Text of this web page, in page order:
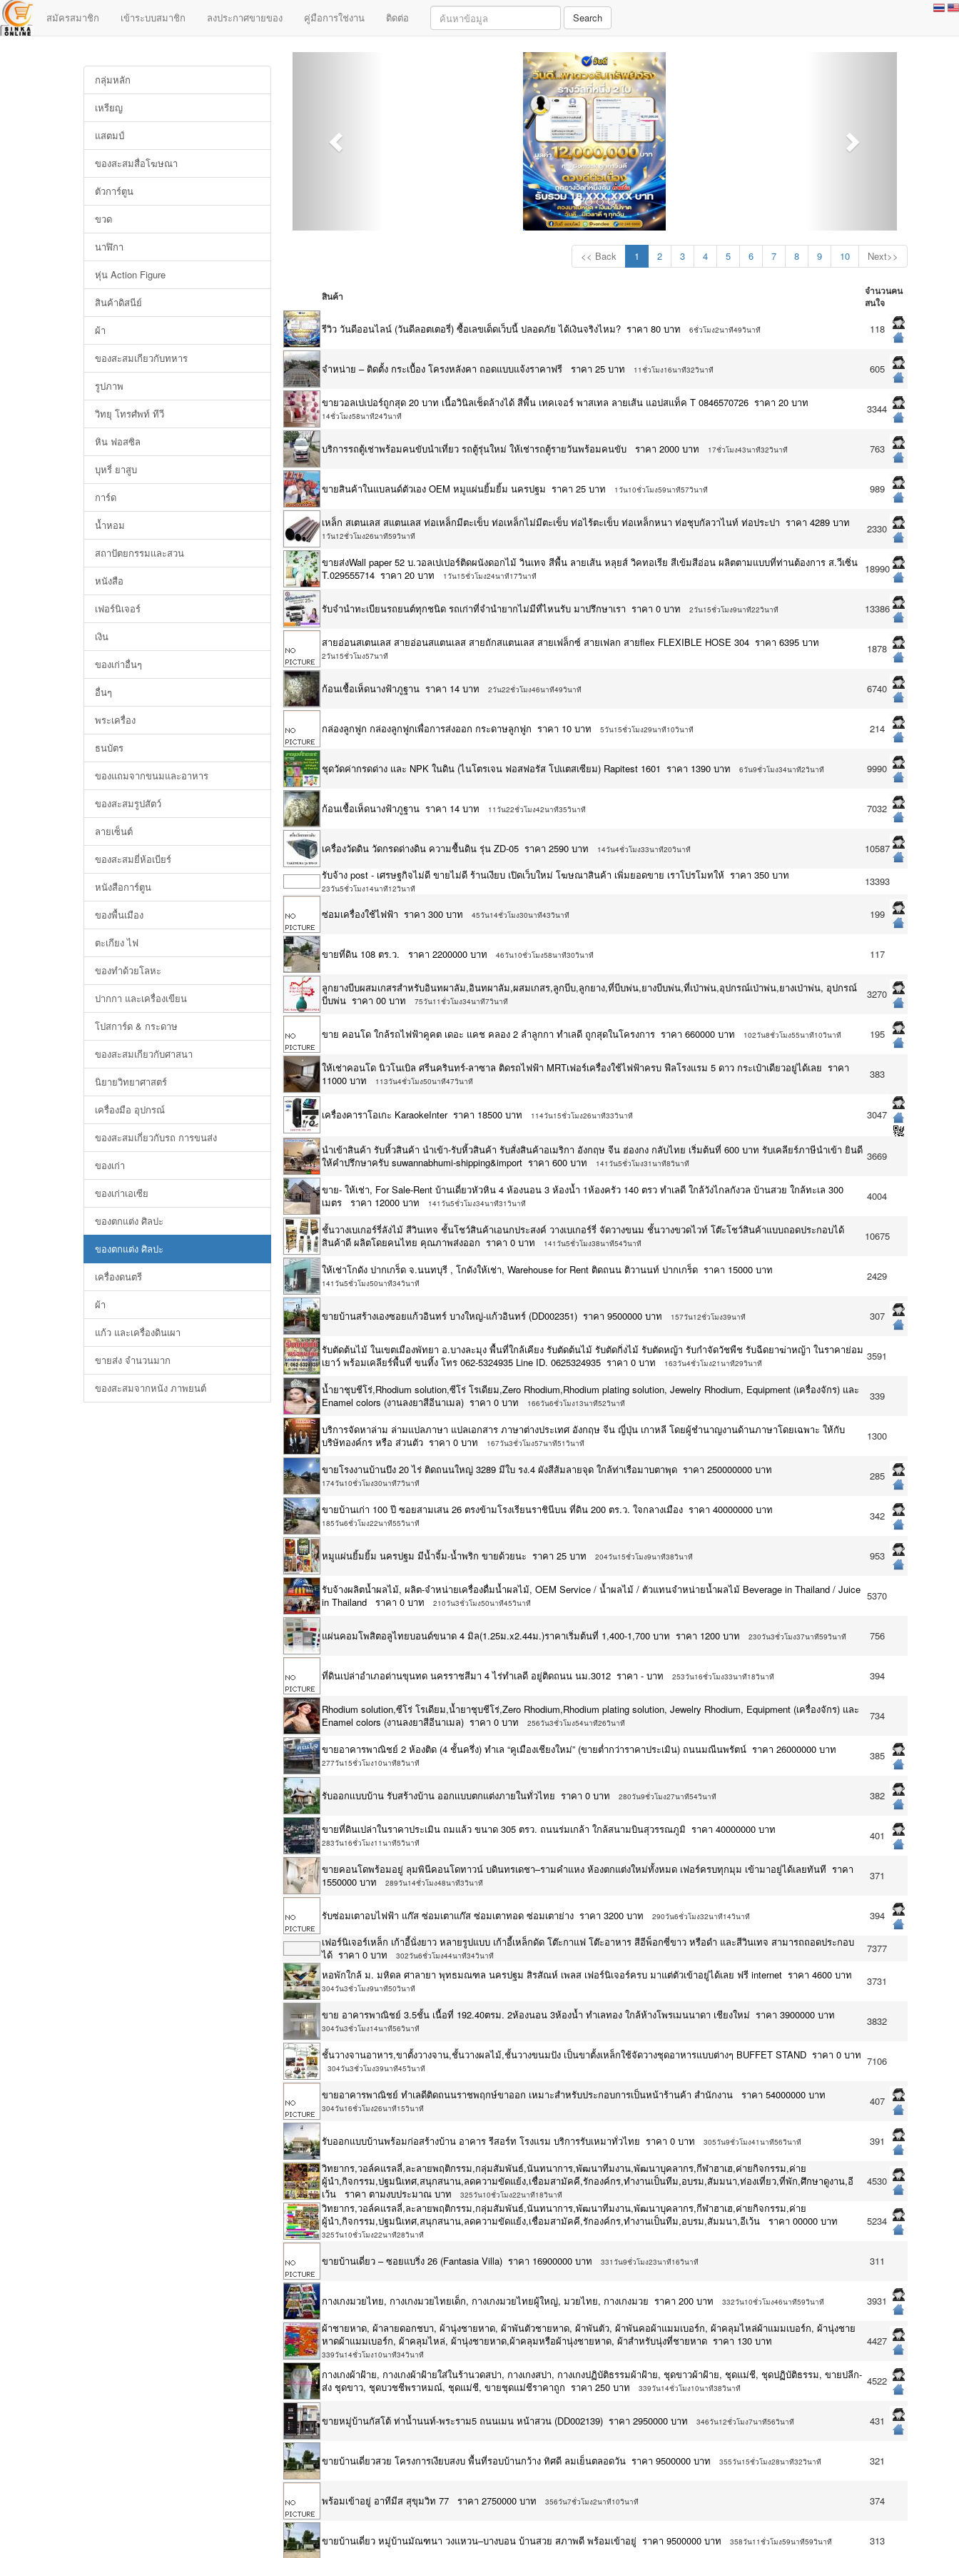
สมัครสมาชิก เข้าระบบสมาชิก ลงประกาศขายของ คู่มือการใช่งาน ติดต่อ Search
กลุ่มหลัก
เหรียญ
แสตมป์
ของสะสมสื่อโฆษณา
ตัวการ์ตูน
ขวด
นาฬิกา
หุ่น Action Figure
สินค้าดิสนีย์
ผ้า
ของสะสมเกียวกับทหาร
รูปภาพ
วิทยุ โทรศํพท์ ทีวี
หิน ฟอสซิล
บุหรี่ ยาสูบ
การ์ด
น้ำหอม
สถาปัตยกรรมและสวน
หนังสือ
เฟอร์นิเจอร์
เงิน
ของเก่าอื่นๆ
อื่นๆ
พระเครื่อง
ธนบัตร
ของแถมจากขนมและอาหาร
ของสะสมรูปสัตว์
ลายเซ็นต์
ของสะสมยี่ห้อเบียร์
หนังสือการ์ตูน
ของพื้นเมือง
ตะเกียง ไฟ
ของทำด้วยโลหะ
ปากกา และเครื่องเขียน
โปสการ์ด & กระดาษ
ของสะสมเกียวกับศาสนา
นิยายวิทยาศาสตร์
เครื่องมือ อุปกรณ์
ของสะสมเกี่ยวกับรถ การขนส่ง
ของเก่า
ของเก่าเอเซีย
ของตกแต่ง ศิลปะ
ของตกแต่ง ศิลปะ
เครื่องดนตรี
ผ้า
แก้ว และเครื่องดินเผา
ขายส่ง จำนวนมาก
ของสะสมจากหนัง ภาพยนต์
<< Back 1 2 3 4 5 6 7 8 9 10 Next>>
สินค้า
จำนวนคน
สนใจ
รีวิว วันดีออนไลน์ (วันดีลอตเตอรี่) ซื้อเลขเด็ดเว็บนี้ ปลอดภัย ได้เงินจริงไหม? ราคา 80 บาท 6ชั่วโมง2นาที49วินาที 118
จำหน่าย – ติดตั้ง กระเบื้อง โครงหลังคา ถอดแบบแจ้งราคาฟรี ราคา 25 บาท 11ชั่วโมง16นาที32วินาที 605
ขายวอลเปเปอร์ถูกสุด 20 บาท เนื้อวินิลเช็ดล้างได้ สีพื้น เทคเจอร์ พาสเทล ลายเส้น แอปสแท็ค T 0846570726 ราคา 20 บาท
14ชั่วโมง58นาที24วินาที
3344
บริการรถตู้เช่าพร้อมคนขับนำเที่ยว รถตู้รุ่นใหม่ ให้เช่ารถตู้รายวันพร้อมคนขับ ราคา 2000 บาท 17ชั่วโมง43นาที32วินาที 763
ขายสินค้าในแบลนด์ตัวเอง OEM หมูแผ่นยิ้มยิ้ม นครปฐม ราคา 25 บาท 1วัน10ชั่วโมง59นาที57วินาที 989
เหล็ก สเตนเลส สแตนเลส ท่อเหล็กมีตะเข็บ ท่อเหล็กไม่มีตะเข็บ ท่อไร้ตะเข็บ ท่อเหล็กหนา ท่อชุบกัลวาไนท์ ท่อประปา ราคา 4289 บาท
1วัน12ชั่วโมง26นาที59วินาที
2330
ขายส่งWall paper 52 บ.วอลเปเปอร์ติดผนังดอกไม้ วินเทจ สีพื้น ลายเส้น หลุยส์ วิคทอเรีย สีเข้มสีอ่อน ผลิตตามแบบที่ท่านต้องการ ส.วีเซิ่น
T.029555714 ราคา 20 บาท
1วัน15ชั่วโมง24นาที17วินาที
18990
รับจำนำทะเบียนรถยนต์ทุกชนิด รถเก่าที่จำนำยากไม่มีที่ไหนรับ มาปรึกษาเรา ราคา 0 บาท 2วัน15ชั่วโมง9นาที22วินาที 13386
สายอ่อนสเตนเลส สายอ่อนสแตนเลส สายถักสแตนเลส สายเฟล็กซ์ สายเฟลก สายflex FLEXIBLE HOSE 304 ราคา 6395 บาท
2วัน15ชั่วโมง57นาที
1878
ก้อนเชื้อเห็ดนางฟ้าภูฐาน ราคา 14 บาท 2วัน22ชั่วโมง46นาที49วินาที 6740
กล่องลูกฟูก กล่องลูกฟูกเพื่อการส่งออก กระดาษลูกฟูก ราคา 10 บาท 5วัน15ชั่วโมง29นาที10วินาที 214
ชุดวัดค่ากรดด่าง และ NPK ในดิน (ไนโตรเจน ฟอสฟอรัส โปแตสเซียม) Rapitest 1601 ราคา 1390 บาท 6วัน9ชั่วโมง34นาที2วินาที 9990
ก้อนเชื้อเห็ดนางฟ้าภูฐาน ราคา 14 บาท 11วัน22ชั่วโมง42นาที35วินาที 7032
เครื่องวัดดิน วัดกรดด่างดิน ความชื้นดิน รุ่น ZD-05 ราคา 2590 บาท 14วัน4ชั่วโมง33นาที20วินาที
10587
รับจ้าง post - เศรษฐกิจไม่ดี ขายไม่ดี ร้านเงียบ เปิดเว็บใหม่ โฆษณาสินค้า เพิ่มยอดขาย เราโปรโมทให้ ราคา 350 บาท
23วัน5ชั่วโมง14นาที12วินาที
13393
ซ่อมเครื่องใช้ไฟฟ้า ราคา 300 บาท 45วัน14ชั่วโมง30นาที43วินาที 199
ขายที่ดิน 108 ตร.ว. ราคา 2200000 บาท 46วัน10ชั่วโมง58นาที30วินาที 117
ลูกยางบีบผสมเกสรสำหรับอินทผาลัม,อินทผาลัม,ผสมเกสร,ลูกบีบ,ลูกยาง,ที่บีบพ่น,ยางบีบพ่น,ที่เป่าพ่น,อุปกรณ์เป่าพ่น,ยางเป่าพ่น, อุปกรณ์
บีบพ่น ราคา 00 บาท
75วัน11ชั่วโมง34นาที7วินาที
3270
ขาย คอนโด ใกล้รถไฟฟ้าคูคต เดอะ แคช คลอง 2 ลำลูกกา ทำเลดี ถูกสุดในโครงการ ราคา 660000 บาท 102วัน8ชั่วโมง55นาที10วินาที 195
ให้เช่าคอนโด นิวโนเบิล ศรีนครินทร์-ลาซาล ติดรถไฟฟ้า MRTเฟอร์เครื่องใช้ไฟฟ้าครบ ฟีลโรงแรม 5 ดาว กระเป๋าเดียวอยู่ได้เลย ราคา
11000 บาท
113วัน4ชั่วโมง50นาที47วินาที
383
เครื่องคาราโอเกะ KaraokeInter ราคา 18500 บาท 114วัน15ชั่วโมง26นาที33วินาที 3047
นำเข้าสินค้า รับหิ้วสินค้า นำเข้า-รับหิ้วสินค้า รับสั่งสินค้าอเมริกา อังกฤษ จีน ฮ่องกง กลับไทย เริ่มต้นที่ 600 บาท รับเคลียร์ภาษีนำเข้า ยินดี
ให้คำปรึกษาครับ suwannabhumi-shipping&import ราคา 600 บาท
141วัน5ชั่วโมง31นาที8วินาที
3669
ขาย- ให้เช่า, For Sale-Rent บ้านเดี่ยวหัวหิน 4 ห้องนอน 3 ห้องน้ำ 1ห้องครัว 140 ตรว ทำเลดี ใกล้วังไกลกังวล บ้านสวย ใกล้ทะเล 300
เมตร ราคา 12000 บาท
141วัน5ชั่วโมง34นาที31วินาที
4004
ชั้นวางเบเกอร์รี่ลังไม้ สีวินเทจ ชั้นโชว์สินค้าเอนกประสงค์ วางเบเกอร์รี่ จัดวางขนม ชั้นวางขวดไวท์ โต๊ะโชว์สินค้าแบบถอดประกอบได้
สินค้าดี ผลิตโดยคนไทย คุณภาพส่งออก ราคา 0 บาท
141วัน5ชั่วโมง38นาที54วินาที
10675
ให้เช่าโกดัง ปากเกร็ด จ.นนทบุรี , โกดังให้เช่า, Warehouse for Rent ติดถนน ติวานนท์ ปากเกร็ด ราคา 15000 บาท
141วัน5ชั่วโมง50นาที34วินาที
2429
ขายบ้านสร้างเองซอยแก้วอินทร์ บางใหญ่-แก้วอินทร์ (DD002351) ราคา 9500000 บาท 157วัน12ชั่วโมง39นาที 307
รับตัดต้นไม้ ในเขตเมืองพัทยา อ.บางละมุง พื้นที่ใกล้เคียง รับตัดต้นไม้ รับตัดกิ่งไม้ รับตัดหญ้า รับกำจัดวัชพืช รับฉีดยาฆ่าหญ้า ในราคาย่อม
เยาว์ พร้อมเคลียร์พื้นที่ ขนทิ้ง โทร 062-5324935 Line ID. 0625324935 ราคา 0 บาท
163วัน4ชั่วโมง21นาที29วินาที
3591
น้ำยาชุบชีโร่,Rhodium solution,ซีโร่ โรเดียม,Zero Rhodium,Rhodium plating solution, Jewelry Rhodium, Equipment (เครื่องจักร) และ
Enamel colors (งานลงยาสีอีนาเมล) ราคา 0 บาท
166วัน6ชั่วโมง13นาที52วินาที
339
บริการจัดหาล่าม ล่ามแปลภาษา แปลเอกสาร ภาษาต่างประเทศ อังกฤษ จีน ญี่ปุ่น เกาหลี โดยผู้ชำนาญงานด้านภาษาโดยเฉพาะ ให้กับ
บริษัทองค์กร หรือ ส่วนตัว ราคา 0 บาท
167วัน3ชั่วโมง57นาที51วินาที
1300
ขายโรงงานบ้านบึง 20 ไร่ ติดถนนใหญ่ 3289 มีใบ รง.4 ผังสีส้มลายจุด ใกล้ท่าเรือมาบตาพุด ราคา 250000000 บาท
174วัน10ชั่วโมง30นาที7วินาที
285
ขายบ้านเก่า 100 ปี ซอยสามเสน 26 ตรงข้ามโรงเรียนราชินีบน ที่ดิน 200 ตร.ว. ใจกลางเมือง ราคา 40000000 บาท
185วัน6ชั่วโมง22นาที55วินาที
342
หมูแผ่นยิ้มยิ้ม นครปฐม มีน้ำจิ้ม-น้ำพริก ขายด้วยนะ ราคา 25 บาท 204วัน15ชั่วโมง9นาที38วินาที 953
รับจ้างผลิตน้ำผลไม้, ผลิต-จำหน่ายเครื่องดื่มน้ำผลไม้, OEM Service / น้ำผลไม้ / ตัวแทนจำหน่ายน้ำผลไม้ Beverage in Thailand / Juice
in Thailand ราคา 0 บาท
210วัน3ชั่วโมง50นาที45วินาที
5370
แผ่นคอมโพสิตอลูไทยบอนด์ขนาด 4 มิล(1.25ม.x2.44ม.)ราคาเริ่มต้นที่ 1,400-1,700 บาท ราคา 1200 บาท 230วัน3ชั่วโมง37นาที59วินาที 756
ที่ดินเปล่าอำเภอด่านขุนทด นครราชสีมา 4 ไร่ทำเลดี อยู่ติดถนน นม.3012 ราคา - บาท 253วัน16ชั่วโมง33นาที18วินาที 394
Rhodium solution,ซีโร่ โรเดียม,น้ำยาชุบชีโร่,Zero Rhodium,Rhodium plating solution, Jewelry Rhodium, Equipment (เครื่องจักร) และ
Enamel colors (งานลงยาสีอีนาเมล) ราคา 0 บาท
256วัน3ชั่วโมง54นาที26วินาที
734
ขายอาคารพาณิชย์ 2 ห้องติด (4 ชั้นครึ่ง) ทำเล “คูเมืองเชียงใหม่” (ขายต่ำกว่าราคาประเมิน) ถนนมณีนพรัตน์ ราคา 26000000 บาท
277วัน15ชั่วโมง10นาที8วินาที
385
รับออกเเบบบ้าน รับสร้างบ้าน ออกเเบบตกเเต่งภายในทั่วไทย ราคา 0 บาท 280วัน9ชั่วโมง27นาที54วินาที 382
ขายที่ดินเปล่าในราคาประเมิน ถมแล้ว ขนาด 305 ตรว. ถนนร่มเกล้า ใกล้สนามบินสุวรรณภูมิ ราคา 40000000 บาท
283วัน16ชั่วโมง11นาที5วินาที
401
ขายคอนโดพร้อมอยู่ ลุมพินีคอนโดทาวน์ บดินทรเดชา–รามคำแหง ห้องตกแต่งใหม่ทั้งหมด เฟอร์ครบทุกมุม เข้ามาอยู่ได้เลยทันที ราคา
1550000 บาท
289วัน14ชั่วโมง48นาที3วินาที
371
รับซ่อมเตาอบไฟฟ้า แก๊ส ซ่อมเตาแก๊ส ซ่อมเตาทอด ซ่อมเตาย่าง ราคา 3200 บาท 290วัน6ชั่วโมง32นาที14วินาที
394
เฟอร์นิเจอร์เหล็ก เก้าอี้นั่งยาว หลายรูปแบบ เก้าอี้เหล็กดัด โต๊ะกาแฟ โต๊ะอาหาร สีอีพ็อกซี่ขาว หรือดำ และสีวินเทจ สามารถถอดประกอบ
ได้ ราคา 0 บาท
302วัน6ชั่วโมง44นาที34วินาที
7377
หอพักใกล้ ม. มหิดล ศาลายา พุทธมณฑล นครปฐม สิรสัณห์ เพลส เฟอร์นิเจอร์ครบ มาแต่ตัวเข้าอยู่ได้เลย ฟรี internet ราคา 4600 บาท
304วัน3ชั่วโมง9นาที50วินาที
3731
ขาย อาคารพาณิชย์ 3.5ชั้น เนื้อที่ 192.40ตรม. 2ห้องนอน 3ห้องน้ำ ทำเลทอง ใกล้ห้างโพรเมนนาดา เชียงใหม่ ราคา 3900000 บาท
304วัน3ชั่วโมง14นาที56วินาที
3832
ชั้นวางจานอาหาร,ขาตั้งวางจาน,ชั้นวางผลไม้,ชั้นวางขนมปัง เป็นขาตั้งเหล็กใช้จัดวางชุดอาหารแบบต่างๆ BUFFET STAND ราคา 0 บาท
304วัน3ชั่วโมง39นาที45วินาที
7106
ขายอาคารพาณิชย์ ทำเลดีติดถนนราชพฤกษ์ขาออก เหมาะสำหรับประกอบการเป็นหน้าร้านค้า สำนักงาน ราคา 54000000 บาท
304วัน16ชั่วโมง26นาที15วินาที
407
รับออกแบบบ้านพร้อมก่อสร้างบ้าน อาคาร รีสอร์ท โรงแรม บริการรับเหมาทั่วไทย ราคา 0 บาท 305วัน9ชั่วโมง41นาที56วินาที
391
วิทยากร,วอล์คแรลลี่,ละลายพฤติกรรม,กลุ่มสัมพันธ์,นันทนาการ,พัฒนาทีมงาน,พัฒนาบุคลากร,กีฬาฮาเฮ,ค่ายกิจกรรม,ค่าย
ผู้นำ,กิจกรรม,ปฐมนิเทศ,สนุกสนาน,ลดความขัดแย้ง,เชื่อมสามัคคี,รักองค์กร,ทำงานเป็นทีม,อบรม,สัมมนา,ท่องเที่ยว,ที่พัก,ศึกษาดูงาน,อี
เว้น ราคา ตามงบประมาณ บาท
325วัน10ชั่วโมง22นาที18วินาที
4530
วิทยากร,วอล์คแรลลี่,ละลายพฤติกรรม,กลุ่มสัมพันธ์,นันทนาการ,พัฒนาทีมงาน,พัฒนาบุคลากร,กีฬาฮาเฮ,ค่ายกิจกรรม,ค่าย
ผู้นำ,กิจกรรม,ปฐมนิเทศ,สนุกสนาน,ลดความขัดแย้ง,เชื่อมสามัคคี,รักองค์กร,ทำงานเป็นทีม,อบรม,สัมมนา,อีเว้น ราคา 00000 บาท
325วัน10ชั่วโมง22นาที28วินาที
5234
ขายบ้านเดี่ยว – ซอยแบริ่ง 26 (Fantasia Villa) ราคา 16900000 บาท 331วัน9ชั่วโมง23นาที16วินาที 311
กางเกงมวยไทย, กางเกงมวยไทยเด็ก, กางเกงมวยไทยผู้ใหญ่, มวยไทย, กางเกงมวย ราคา 200 บาท 332วัน10ชั่วโมง46นาที59วินาที
3931
ผ้าชายหาด, ผ้าลายดอกชบา, ผ้านุ่งชายหาด, ผ้าพันตัวชายหาด, ผ้าพันตัว, ผ้าพันคอผ้าแมมเบอร์ก, ผ้าคลุมไหล่ผ้าแมมเบอร์ก, ผ้านุ่งชาย
หาดผ้าแมมเบอร์ก, ผ้าคลุมไหล่, ผ้านุ่งชายหาด,ผ้าคลุมหรือผ้านุ่งชายหาด, ผ้าสำหรับนุ่งที่ชายหาด ราคา 130 บาท
339วัน14ชั่วโมง10นาที34วินาที
4427
กางเกงผ้าฝ้าย, กางเกงผ้าฝ้ายใส่ในร้านวดสปา, กางเกงสปา, กางเกงปฏิบัติธรรมผ้าฝ้าย, ชุดขาวผ้าฝ้าย, ชุดแม่ชี, ชุดปฏิบัติธรรม, ขายปลีก-
ส่ง ชุดขาว, ชุดบวชชีพราหมณ์, ชุดแม่ชี, ขายชุดแม่ชีราคาถูก ราคา 250 บาท
339วัน14ชั่วโมง10นาที38วินาที
4522
ขายหมู่บ้านกัสโต้​ ท่าน้ำนนท์-พระราม5 ถนนเมน หน้าสวน (DD002139) ราคา 2950000 บาท 346วัน12ชั่วโมง7นาที56วินาที 431
ขายบ้านเดี่ยวสวย โครงการเงียบสงบ พื้นที่รอบบ้านกว้าง ทิศดี ลมเย็นตลอดวัน ราคา 9500000 บาท 355วัน15ชั่วโมง28นาที32วินาที 321
พร้อมเข้าอยู่ อาทีมีส สุขุมวิท 77 ราคา 2750000 บาท 356วัน7ชั่วโมง2นาที10วินาที 374
ขายบ้านเดี่ยว หมู่บ้านมัณฑนา วงแหวน–บางบอน บ้านสวย สภาพดี พร้อมเข้าอยู่ ราคา 9500000 บาท 358วัน11ชั่วโมง59นาที59วินาที 313